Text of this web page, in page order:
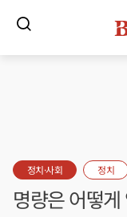
정치·사회 정치
명량은 어떻